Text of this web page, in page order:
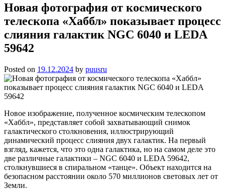
Новая фотография от космического
телескопа «Хаббл» показывает процесс
слияния галактик NGC 6040 и LEDA
59642
Posted on 19.12.2024 by puusru
Новое изображение, полученное космическим телескопом
«Хаббл», представляет собой захватывающий снимок
галактического столкновения, иллюстрирующий
динамический процесс слияния двух галактик. На первый
взгляд, кажется, что это одна галактика, но на самом деле это
две различные галактики – NGC 6040 и LEDA 59642,
столкнувшиеся в спиральном «танце». Объект находится на
безопасном расстоянии около 570 миллионов световых лет от
Земли.